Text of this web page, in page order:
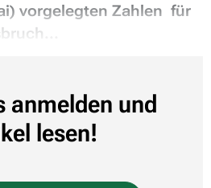
vorgelegten Zahlen für
anmelden und
lesen!